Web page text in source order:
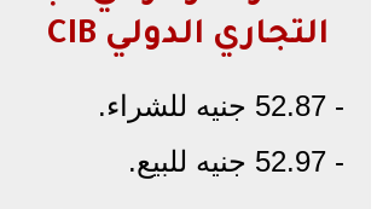
التجاري الدولي CIB
- 52.87 جنيه للشراء.
- 52.97 جنيه للبيع.